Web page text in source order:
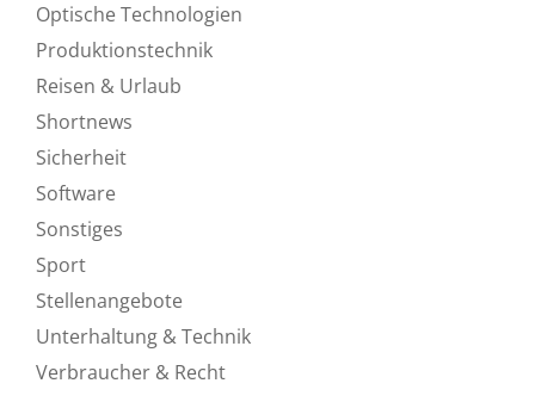
Optische Technologien
Produktionstechnik
Reisen & Urlaub
Shortnews
Sicherheit
Software
Sonstiges
Sport
Stellenangebote
Unterhaltung & Technik
Verbraucher & Recht